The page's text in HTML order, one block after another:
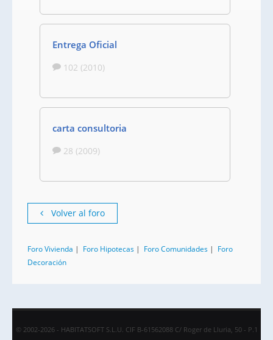
Entrega Oficial
102 (2010)
carta consultoria
28 (2009)
Volver al foro
Foro Vivienda | Foro Hipotecas | Foro Comunidades | Foro
Decoración
© 2002-2026 - HABITATSOFT S.L.U. CIF B-61562088 C/ Roger de Lluria, 50 - P.1